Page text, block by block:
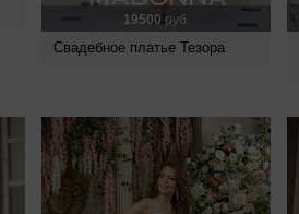
19500 руб.
Свадебное платье Тезора